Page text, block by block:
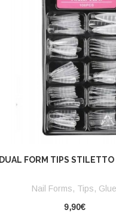
DUAL FORM TIPS
Nail Forms, Tips, Glue
9,90€